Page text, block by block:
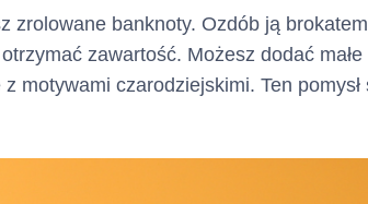
Karta Kredytowa(Kredyt
ramach limitu kredytowego
zrolowane banknoty. Ozdób ją
zawartość. Możesz dodać
motywami czarodziejskimi. Ten